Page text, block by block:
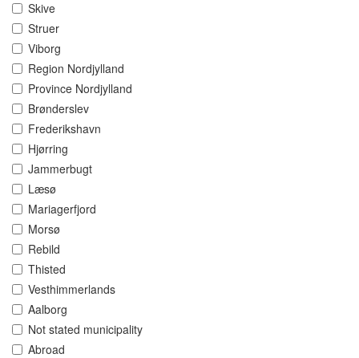
Skive
Struer
Viborg
Region Nordjylland
Province Nordjylland
Brønderslev
Frederikshavn
Hjørring
Jammerbugt
Læsø
Mariagerfjord
Morsø
Rebild
Thisted
Vesthimmerlands
Aalborg
Not stated municipality
Abroad